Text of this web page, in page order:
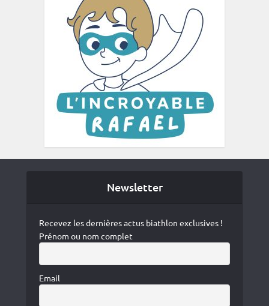
Newsletter
Recevez les dernières actus biathlon exclusives !
Prénom ou nom complet
Email